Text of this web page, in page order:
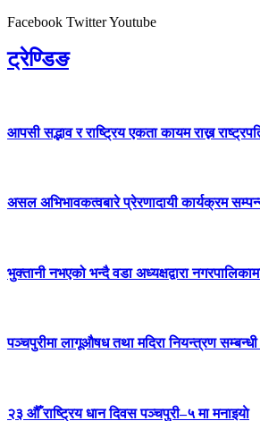
Facebook TwitterYoutube
ट्रेण्डिङ
आपसी सद्भाव र राष्ट्रिय एकता कायम राख्न
असल अभिभावकत्वबारे प्रेरणादायी कार्यक्रम
भुक्तानी नभएको भन्दै वडा अध्यक्षद्वारा
पञ्चपुरीमा लागूऔषध तथा मदिरा नियन्त्रण
२३ औँ राष्ट्रिय धान दिवस पञ्चपुरी–५ मा मनाइयाे